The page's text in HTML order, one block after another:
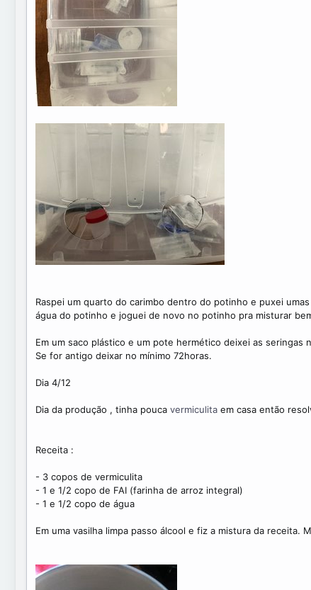
Raspei um quarto do carimbo dentro do potinho e puxei
água do potinho e joguei de novo no potinho pra misturar
Em um saco plástico e um pote hermético deixei as
Se for antigo deixar no mínimo 72horas.
Dia 4/12
Dia da produção , tinha pouca vermiculita em casa então
Receita :
- 3 copos de vermiculita
- 1 e 1/2 copo de FAI (farinha de arroz integral)
- 1 e 1/2 copo de água
Em uma vasilha limpa passo álcool e fiz a mistura da